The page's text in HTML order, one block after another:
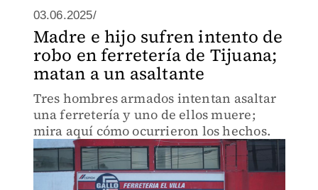
03.06.2025/
Madre e hijo sufren intento de
robo en ferretería de Tijuana;
matan a un asaltante
Tres hombres armados intentan asaltar
una ferretería y uno de ellos muere;
mira aquí cómo ocurrieron los hechos.